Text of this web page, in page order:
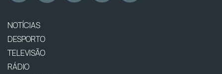
NOTÍCIAS
DESPORTO
TELEVISÃO
RÁDIO